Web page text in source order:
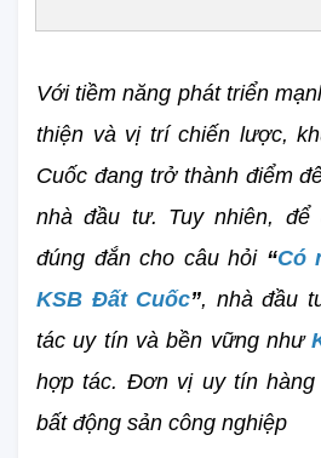
Với tiềm năng phát triển
thiện và vị trí chiến lược,
Cuốc đang trở thành điểm
nhà đầu tư. Tuy nhiên, để
đúng đắn cho câu hỏi “Có
KSB Đất Cuốc”, nhà đầu
tác uy tín và bền vững như
hợp tác. Đơn vị uy tín
bất động sản công nghiệp